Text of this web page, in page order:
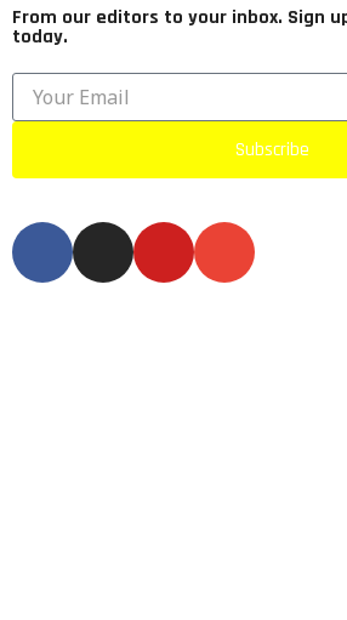
From our editors to your inbox. Sign
today.
Subscribe